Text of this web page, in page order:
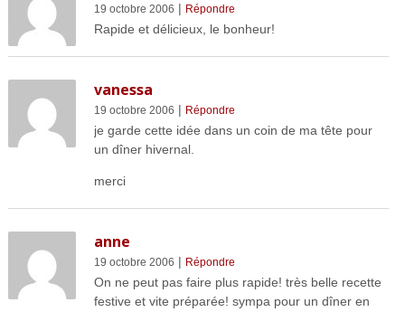
19 octobre 2006 | Répondre
Rapide et délicieux, le bonheur!
vanessa
19 octobre 2006 | Répondre
je garde cette idée dans un coin de ma tête pour
un dîner hivernal.
merci
anne
19 octobre 2006 | Répondre
On ne peut pas faire plus rapide! très belle recette
festive et vite préparée! sympa pour un dîner en